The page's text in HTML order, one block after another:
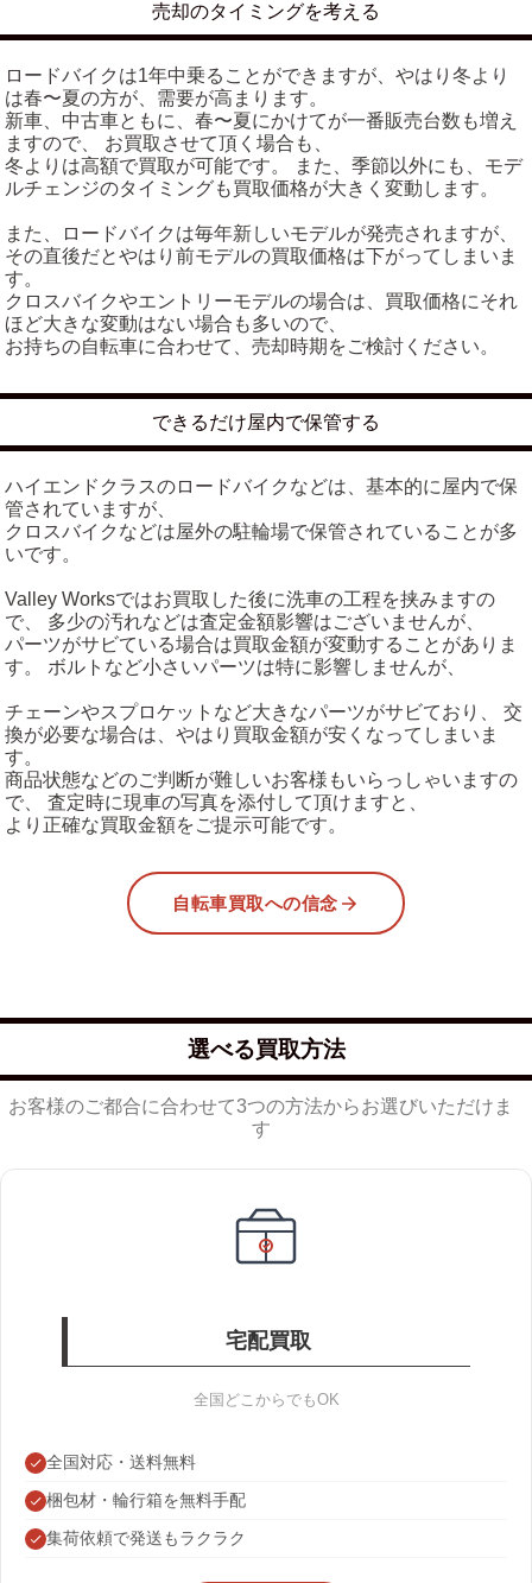
売却のタイミングを考える
ロードバイクは1年中乗ることができますが、やはり冬より
は春〜夏の方が、需要が高まります。
新車、中古車ともに、春〜夏にかけてが一番販売台数も増え
ますので、 お買取させて頂く場合も、
冬よりは高額で買取が可能です。 また、季節以外にも、モデ
ルチェンジのタイミングも買取価格が大きく変動します。
また、ロードバイクは毎年新しいモデルが発売されますが、
その直後だとやはり前モデルの買取価格は下がってしまいま
す。
クロスバイクやエントリーモデルの場合は、買取価格にそれ
ほど大きな変動はない場合も多いので、
お持ちの自転車に合わせて、売却時期をご検討ください。
できるだけ屋内で保管する
ハイエンドクラスのロードバイクなどは、基本的に屋内で保
管されていますが、
クロスバイクなどは屋外の駐輪場で保管されていることが多
いです。
Valley Worksではお買取した後に洗車の工程を挟みますの
で、 多少の汚れなどは査定金額影響はございませんが、
パーツがサビている場合は買取金額が変動することがありま
す。 ボルトなど小さいパーツは特に影響しませんが、
チェーンやスプロケットなど大きなパーツがサビており、 交
換が必要な場合は、やはり買取金額が安くなってしまいま
す。
商品状態などのご判断が難しいお客様もいらっしゃいますの
で、 査定時に現車の写真を添付して頂けますと、
より正確な買取金額をご提示可能です。
自転車買取への信念
選べる買取方法
お客様のご都合に合わせて3つの方法からお選びいただけま
す
宅配買取
全国どこからでもOK
全国対応・送料無料
梱包材・輪行箱を無料手配
集荷依頼で発送もラクラク